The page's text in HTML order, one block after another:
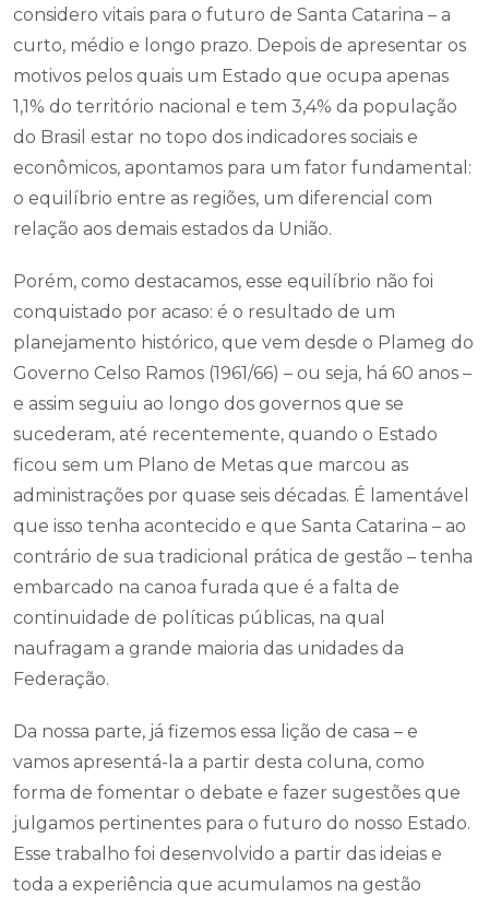
considero vitais para o futuro de Santa Catarina – a
curto, médio e longo prazo. Depois de apresentar os
motivos pelos quais um Estado que ocupa apenas
1,1% do território nacional e tem 3,4% da população
do Brasil estar no topo dos indicadores sociais e
econômicos, apontamos para um fator fundamental:
o equilíbrio entre as regiões, um diferencial com
relação aos demais estados da União.
Porém, como destacamos, esse equilíbrio não foi
conquistado por acaso: é o resultado de um
planejamento histórico, que vem desde o Plameg do
Governo Celso Ramos (1961/66) – ou seja, há 60 anos –
e assim seguiu ao longo dos governos que se
sucederam, até recentemente, quando o Estado
ficou sem um Plano de Metas que marcou as
administrações por quase seis décadas. É lamentável
que isso tenha acontecido e que Santa Catarina – ao
contrário de sua tradicional prática de gestão – tenha
embarcado na canoa furada que é a falta de
continuidade de políticas públicas, na qual
naufragam a grande maioria das unidades da
Federação.
Da nossa parte, já fizemos essa lição de casa – e
vamos apresentá-la a partir desta coluna, como
forma de fomentar o debate e fazer sugestões que
julgamos pertinentes para o futuro do nosso Estado.
Esse trabalho foi desenvolvido a partir das ideias e
toda a experiência que acumulamos na gestão